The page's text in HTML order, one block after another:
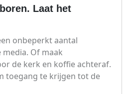
Laat het
onbeperkt aantal
Of maak
de kerk en koffie achteraf.
toegang te krijgen tot de